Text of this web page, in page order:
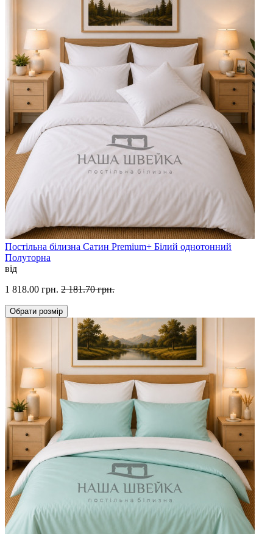
Постільна білизна Сатин Premium+ Білий однотонний
Полуторна
від
1 818.00 грн. 2 181.70 грн.
Обрати розмір